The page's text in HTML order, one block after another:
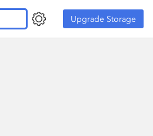
Upgrade Storage